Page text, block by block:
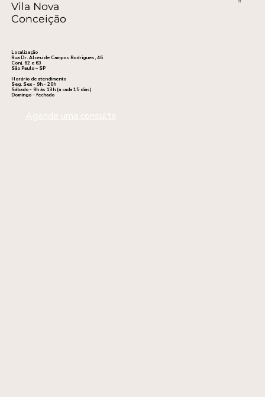
Vila Nova
Conceição
01
Localização
Rua Dr. Alceu de Campos Rodrigues, 46
Conj. 62 e 63
São Paulo – SP
Horário de atendimento
Seg. Sex - 9h - 20h
Sábado - 9h às 13h (a cada 15 dias)
Domingo - fechado
Agende uma consulta